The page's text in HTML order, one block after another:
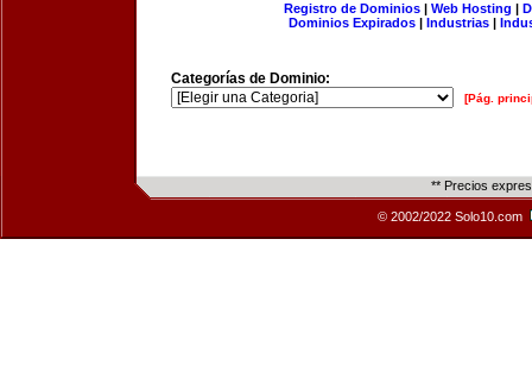
Registro de Dominios| Web Hosting |
Dominios Expirados | Industrias |
Categorías de Dominio:
[Pág.
** Precios
© 2002/2022 Solo10.com